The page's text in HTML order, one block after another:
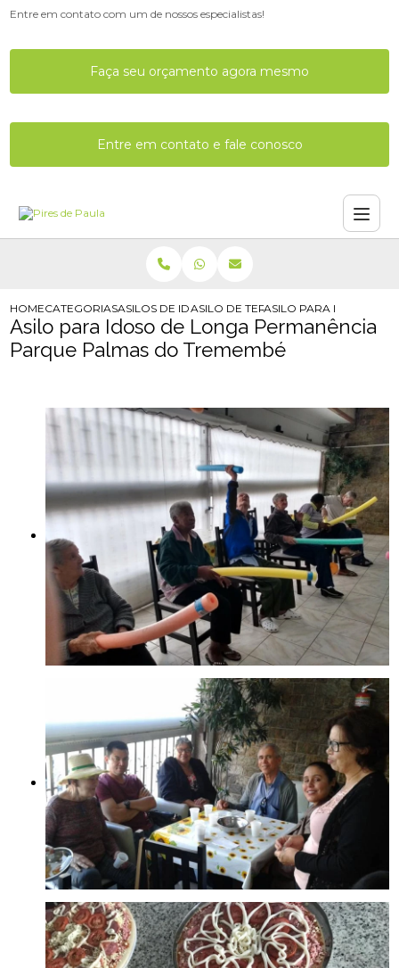
Entre em contato com um de nossos especialistas!
Faça seu orçamento agora mesmo
Entre em contato e fale conosco
HOMECATEGORIASASILOS DE IDOSOSASILO DE TERCEIRA IDADE COM
ASILO PARA IDOSO DE
Asilo para Idoso de Longa Permanência
Parque Palmas do Tremembé